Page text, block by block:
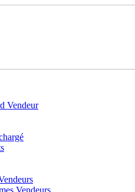
Vendeur
Vendeurs